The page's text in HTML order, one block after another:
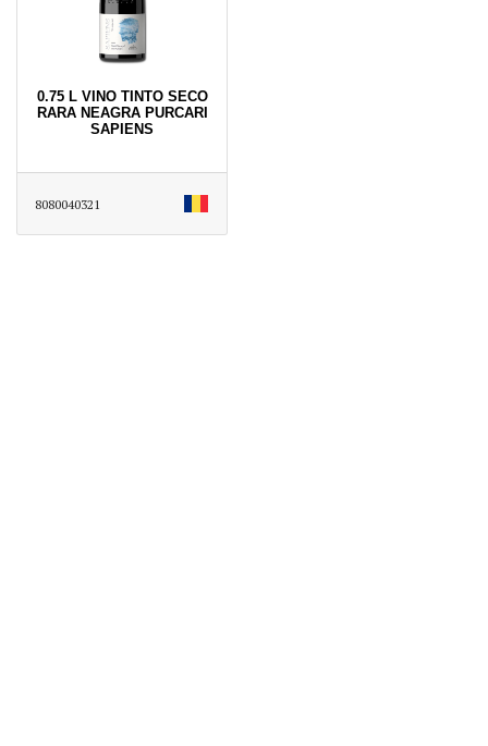
0.75 L VINO TINTO SECO
RARA NEAGRA PURCARI
SAPIENS
8080040321